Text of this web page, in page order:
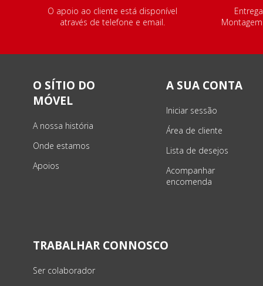
O apoio ao cliente está disponível
através de telefone e email.
O SÍTIO DO
MÓVEL
A nossa história
Onde estamos
Apoios
A SUA CONTA
Iniciar sessão
Área de cliente
Lista de desejos
Acompanhar
encomenda
TRABALHAR CONNOSCO
Ser colaborador